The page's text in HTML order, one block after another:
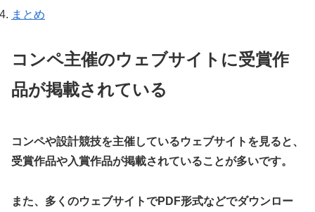
まとめ
コンペ主催のウェブサイトに受賞作
品が掲載されている
コンペや設計競技を主催しているウェブサイトを見ると、
受賞作品や入賞作品が掲載されていることが多いです。
また、多くのウェブサイトでPDF形式などでダウンロー